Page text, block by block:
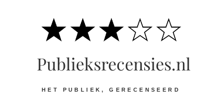
Publieksrecensies.nl
HET PUBLIEK, GERECENSEERD